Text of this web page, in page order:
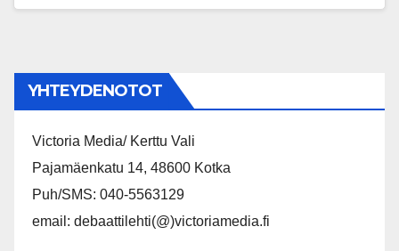
YHTEYDENOTOT
Victoria Media/ Kerttu Vali
Pajamäenkatu 14, 48600 Kotka
Puh/SMS: 040-5563129
email: debaattilehti(@)victoriamedia.fi